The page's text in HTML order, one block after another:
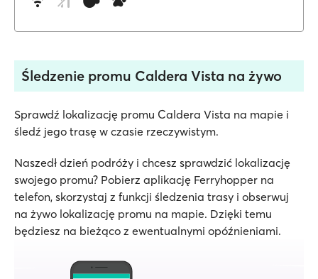
Śledzenie promu Caldera Vista na żywo
Sprawdź lokalizację promu Caldera Vista na mapie i
śledź jego trasę w czasie rzeczywistym.
Naszedł dzień podróży i chcesz sprawdzić lokalizację
swojego promu? Pobierz aplikację Ferryhopper na
telefon, skorzystaj z funkcji śledzenia trasy i obserwuj
na żywo lokalizację promu na mapie. Dzięki temu
będziesz na bieżąco z ewentualnymi opóźnieniami.